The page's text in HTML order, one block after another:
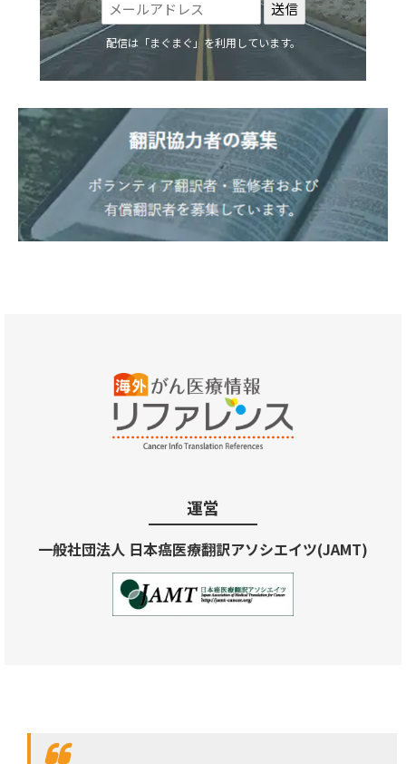
配信は「まぐまぐ」を利用しています。
運営
一般社団法人 日本癌医療翻訳アソシエイツ(JAMT)